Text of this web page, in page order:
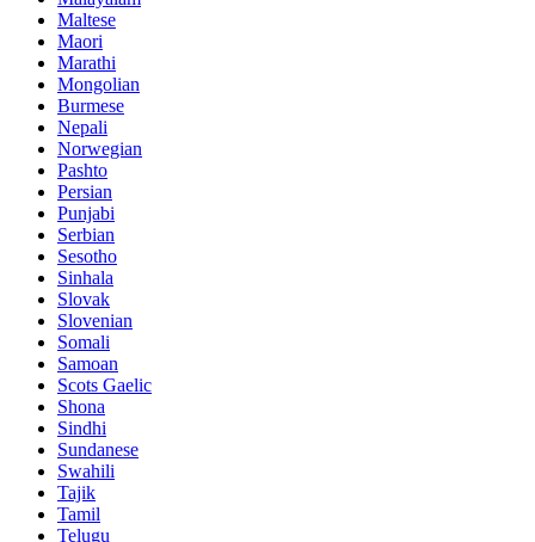
Maltese
Maori
Marathi
Mongolian
Burmese
Nepali
Norwegian
Pashto
Persian
Punjabi
Serbian
Sesotho
Sinhala
Slovak
Slovenian
Somali
Samoan
Scots Gaelic
Shona
Sindhi
Sundanese
Swahili
Tajik
Tamil
Telugu